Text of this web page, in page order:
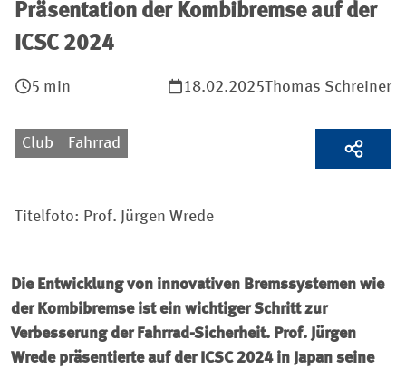
Präsentation der Kombibremse auf der
ICSC 2024
5 min 18.02.2025Thomas Schreiner
Club Fahrrad
Titelfoto: Prof. Jürgen Wrede
Die Entwicklung von innovativen Bremssystemen wie
der Kombibremse ist ein wichtiger Schritt zur
Verbesserung der Fahrrad-Sicherheit. Prof. Jürgen
Wrede präsentierte auf der ICSC 2024 in Japan seine